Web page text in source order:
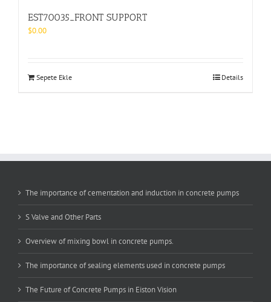
EST70035_FRONT SUPPORT
$0.00
Sepete Ekle Details
The importance of cementation and induction in concrete pumps
S Valve and Other Parts
Overview of mixing bowl in concrete pumps.
The importance of sealing elements used in concrete pumps
The Future of Concrete Pumps in Eiston Vision